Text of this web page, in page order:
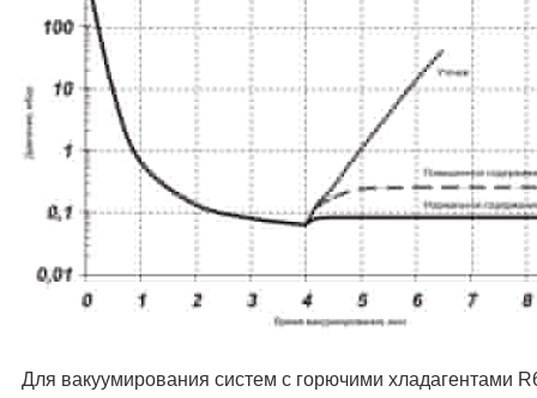
Для вакуумирования систем с горючими хладагентами